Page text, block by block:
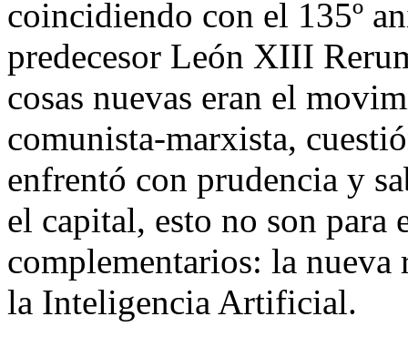
coincidiendo con el 135º
predecesor León XIII
cosas nuevas eran el
comunista-marxista,
enfrentó con prudencia y
el capital, esto no son
complementarios: la
la Inteligencia Artificial.